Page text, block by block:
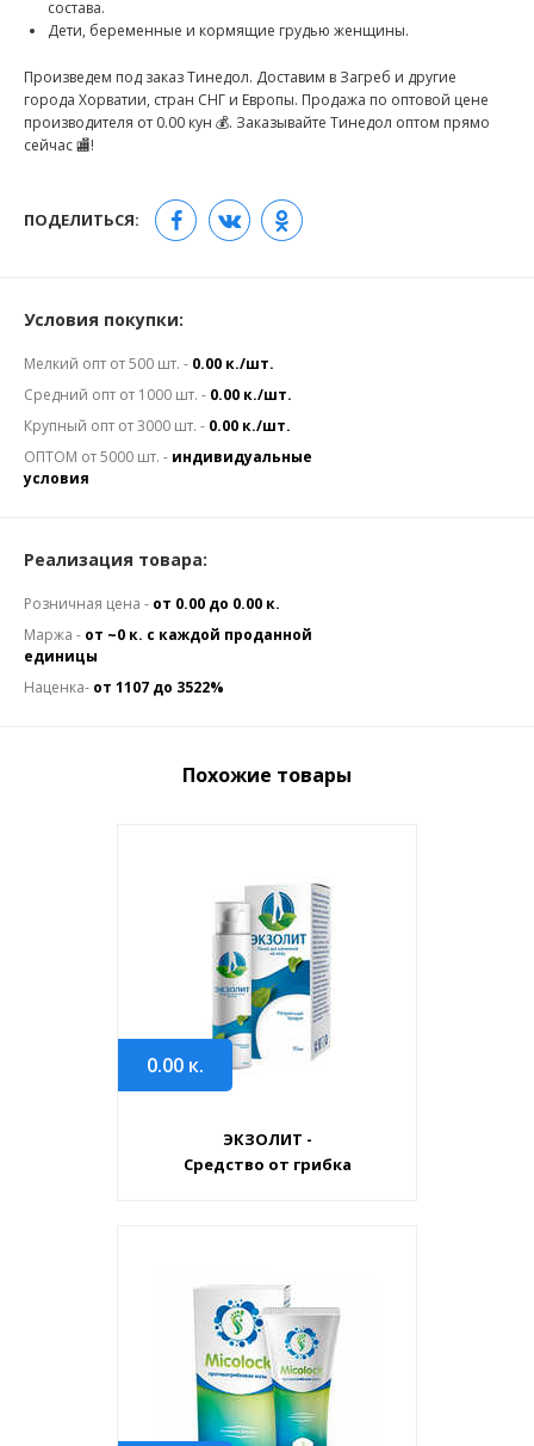
состава.
Дети, беременные и кормящие грудью женщины.
Произведем под заказ Тинедол. Доставим в Загреб и другие
города Хорватии, стран СНГ и Европы. Продажа по оптовой цене
производителя от 0.00 кун 💰. Заказывайте Тинедол оптом прямо
сейчас 🏬!
ПОДЕЛИТЬСЯ:
Условия покупки:
Мелкий опт от 500 шт. - 0.00 к./шт.
Средний опт от 1000 шт. - 0.00 к./шт.
Крупный опт от 3000 шт. - 0.00 к./шт.
ОПТОМ от 5000 шт. - индивидуальные
условия
Реализация товара:
Розничная цена - от 0.00 до 0.00 к.
Маржа - от ~0 к. с каждой проданной
единицы
Наценка- от 1107 до 3522%
Похожие товары
0.00 к.
ЭКЗОЛИТ -
Средство от грибка